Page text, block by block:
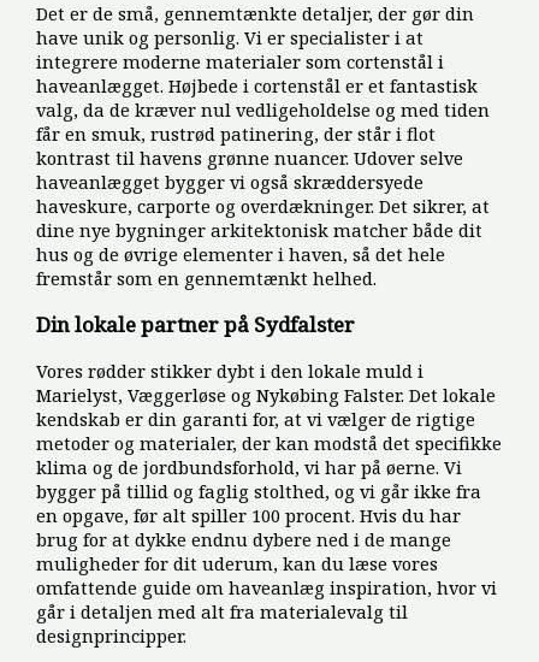
Det er de små, gennemtænkte detaljer, der gør din
have unik og personlig. Vi er specialister i at
integrere moderne materialer som cortenstål i
haveanlægget. Højbede i cortenstål er et fantastisk
valg, da de kræver nul vedligeholdelse og med tiden
får en smuk, rustrød patinering, der står i flot
kontrast til havens grønne nuancer. Udover selve
haveanlægget bygger vi også skræddersyede
haveskure, carporte og overdækninger. Det sikrer, at
dine nye bygninger arkitektonisk matcher både dit
hus og de øvrige elementer i haven, så det hele
fremstår som en gennemtænkt helhed.
Din lokale partner på Sydfalster
Vores rødder stikker dybt i den lokale muld i
Marielyst, Væggerløse og Nykøbing Falster. Det lokale
kendskab er din garanti for, at vi vælger de rigtige
metoder og materialer, der kan modstå det specifikke
klima og de jordbundsforhold, vi har på øerne. Vi
bygger på tillid og faglig stolthed, og vi går ikke fra
en opgave, før alt spiller 100 procent. Hvis du har
brug for at dykke endnu dybere ned i de mange
muligheder for dit uderum, kan du læse vores
omfattende guide om haveanlæg inspiration, hvor vi
går i detaljen med alt fra materialevalg til
designprincipper.